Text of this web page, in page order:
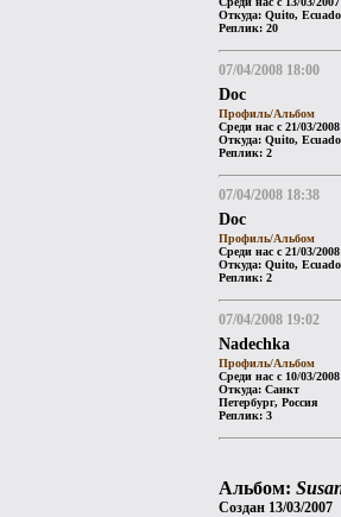
Откуда: Quito,
Реплик: 20
07/04/2008 18:00
Doc
Профиль/Альбом
Среди нас с 21/03/2008
Откуда: Quito,
Реплик: 2
07/04/2008 18:38
Doc
Профиль/Альбом
Среди нас с 21/03/2008
Откуда: Quito,
Реплик: 2
07/04/2008 19:02
Nadechka
Профиль/Альбом
Среди нас с 10/03/2008
Откуда: Санкт
Петербург, Россия
Реплик: 3
Альбом:
Создан 13/03/2007